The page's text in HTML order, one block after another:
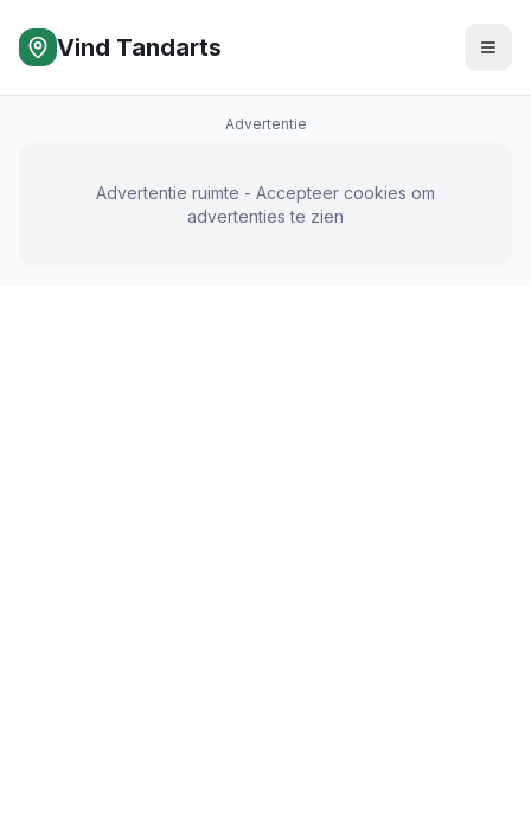
Vind Tandarts
Advertentie
Advertentie ruimte - Accepteer cookies om
advertenties te zien